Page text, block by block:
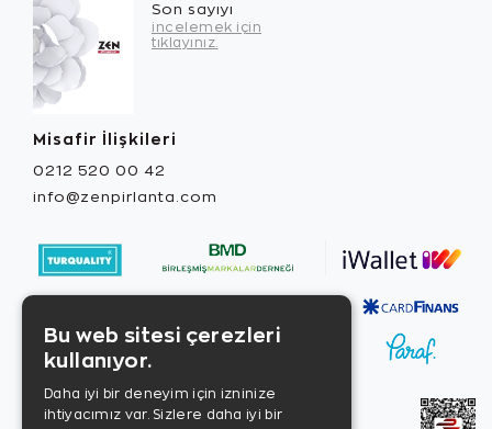
Son sayıyı
incelemek için
tıklayınız.
Misafir İlişkileri
0212 520 00 42
info@zenpirlanta.com
Bu web sitesi çerezleri
kullanıyor.
Daha iyi bir deneyim için izninize
ihtiyacımız var. Sizlere daha iyi bir